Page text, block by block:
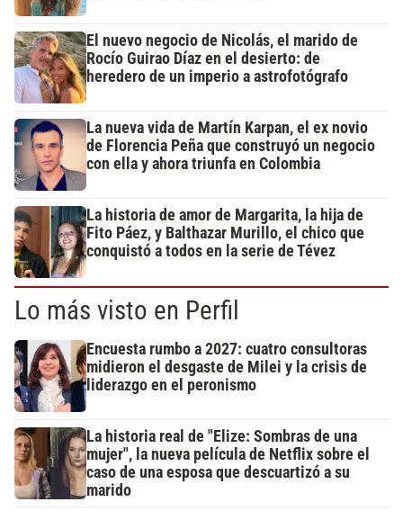
El nuevo negocio de Nicolás, el marido de
Rocío Guirao Díaz en el desierto: de
heredero de un imperio a astrofotógrafo
La nueva vida de Martín Karpan, el ex novio
de Florencia Peña que construyó un negocio
con ella y ahora triunfa en Colombia
La historia de amor de Margarita, la hija de
Fito Páez, y Balthazar Murillo, el chico que
conquistó a todos en la serie de Tévez
Lo más visto en Perfil
Encuesta rumbo a 2027: cuatro consultoras
midieron el desgaste de Milei y la crisis de
liderazgo en el peronismo
La historia real de "Elize: Sombras de una
mujer", la nueva película de Netflix sobre el
caso de una esposa que descuartizó a su
marido